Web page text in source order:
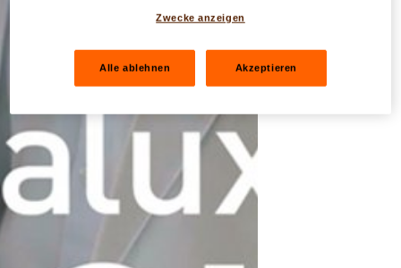
Zwecke anzeigen
Alle ablehnen Akzeptieren